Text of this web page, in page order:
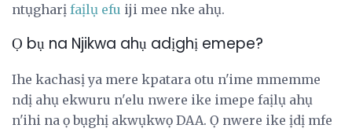
ntụgharị faịlụ efu iji mee nke ahụ.
Ọ bụ na Njikwa ahụ adịghị emepe?
Ihe kachasị ya mere kpatara otu n'ime mmemme
ndị ahụ ekwuru n'elu nwere ike imepe faịlụ ahụ
n'ihi na ọ bụghị akwụkwọ DAA. Ọ nwere ike ịdị mfe